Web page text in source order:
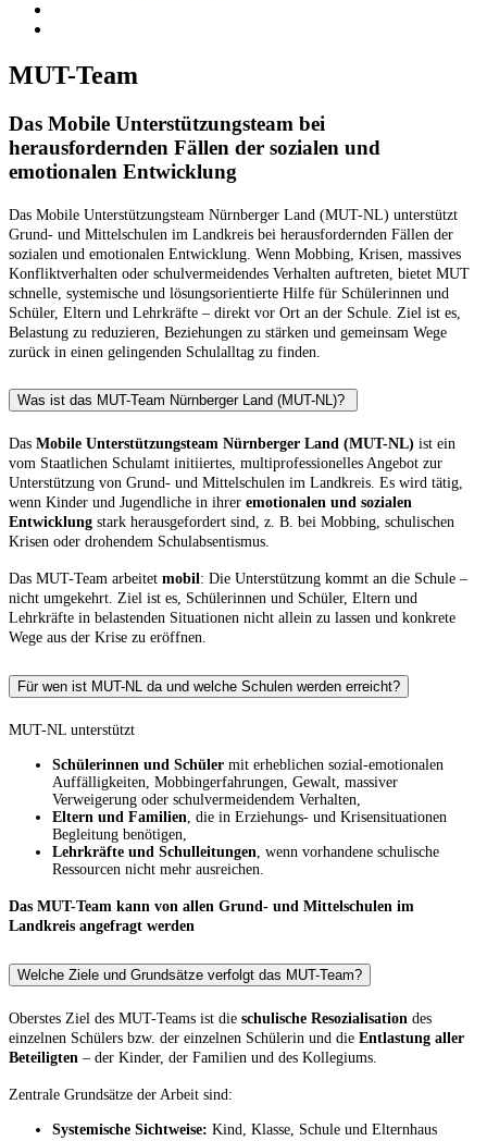
MUT-Team
Das Mobile Unterstützungsteam bei
herausfordernden Fällen der sozialen und
emotionalen Entwicklung
Das Mobile Unterstützungsteam Nürnberger Land (MUT-NL) unterstützt
Grund- und Mittelschulen im Landkreis bei herausfordernden Fällen der
sozialen und emotionalen Entwicklung. Wenn Mobbing, Krisen, massives
Konfliktverhalten oder schulvermeidendes Verhalten auftreten, bietet MUT
schnelle, systemische und lösungsorientierte Hilfe für Schülerinnen und
Schüler, Eltern und Lehrkräfte – direkt vor Ort an der Schule. Ziel ist es,
Belastung zu reduzieren, Beziehungen zu stärken und gemeinsam Wege
zurück in einen gelingenden Schulalltag zu finden.
Was ist das MUT-Team Nürnberger Land (MUT-NL)?
Das Mobile Unterstützungsteam Nürnberger Land (MUT-NL) ist ein
vom Staatlichen Schulamt initiiertes, multiprofessionelles Angebot zur
Unterstützung von Grund- und Mittelschulen im Landkreis. Es wird tätig,
wenn Kinder und Jugendliche in ihrer emotionalen und sozialen
Entwicklung stark herausgefordert sind, z. B. bei Mobbing, schulischen
Krisen oder drohendem Schulabsentismus.
Das MUT-Team arbeitet mobil: Die Unterstützung kommt an die Schule –
nicht umgekehrt. Ziel ist es, Schülerinnen und Schüler, Eltern und
Lehrkräfte in belastenden Situationen nicht allein zu lassen und konkrete
Wege aus der Krise zu eröffnen.
Für wen ist MUT-NL da und welche Schulen werden erreicht?
MUT-NL unterstützt
Schülerinnen und Schüler mit erheblichen sozial-emotionalen
Auffälligkeiten, Mobbingerfahrungen, Gewalt, massiver
Verweigerung oder schulvermeidendem Verhalten,
Eltern und Familien, die in Erziehungs- und Krisensituationen
Begleitung benötigen,
Lehrkräfte und Schulleitungen, wenn vorhandene schulische
Ressourcen nicht mehr ausreichen.
Das MUT-Team kann von allen Grund- und Mittelschulen im
Landkreis angefragt werden
Welche Ziele und Grundsätze verfolgt das MUT-Team?
Oberstes Ziel des MUT-Teams ist die schulische Resozialisation des
einzelnen Schülers bzw. der einzelnen Schülerin und die Entlastung aller
Beteiligten – der Kinder, der Familien und des Kollegiums.
Zentrale Grundsätze der Arbeit sind:
Systemische Sichtweise: Kind, Klasse, Schule und Elternhaus